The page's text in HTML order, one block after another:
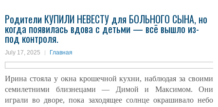
Родители КУПИЛИ НЕВЕСТУ для БОЛЬНОГО СЫНА, но
когда появилась вдова с детьми — всё вышло из-
под контроля.
July 17, 2025 Главная
Ирина стояла у окна крошечной кухни, наблюдая за своими
семилетними близнецами — Димой и Максимом. Они
играли во дворе, пока заходящее солнце окрашивало небо